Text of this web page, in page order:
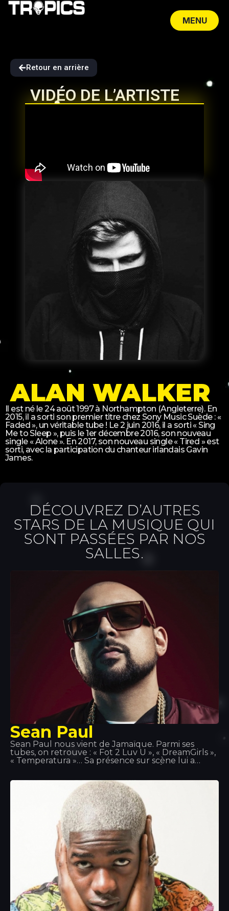
MENU
Retour en arrière
VIDÉO DE L’ARTISTE
ALAN WALKER
Il est né le 24 août 1997 à Northampton (Angleterre). En
2015, il a sorti son premier titre chez Sony Music Suède : «
Faded », un véritable tube ! Le 2 juin 2016, il a sorti « Sing
Me to Sleep », puis le 1er décembre 2016, son nouveau
single « Alone ». En 2017, son nouveau single « Tired » est
sorti, avec la participation du chanteur irlandais Gavin
James.
DÉCOUVREZ D’AUTRES
STARS DE LA MUSIQUE QUI
SONT PASSÉES PAR NOS
SALLES.
Sean Paul
Sean Paul nous vient de Jamaïque. Parmi ses
tubes, on retrouve : « Fot 2 Luv U », « DreamGirls »,
« Temperatura »… Sa présence sur scène lui a
au Tropics. On raconte que lorsqu'il n'est pas sur
scène ou en studio, Sean Paul retrouve son
ancienne équipe de water-polo ou endosse le rôle
de chef de cuisine, car la cuisine est l'une de ses
grandes passions.